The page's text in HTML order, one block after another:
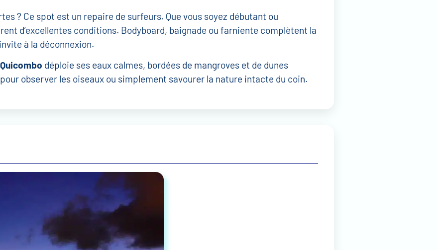
? Ce spot est un repaire de surfeurs. Que vous soyez débutant ou
d’excellentes conditions. Bodyboard, baignade ou farniente complètent la
à la déconnexion.
déploie ses eaux calmes, bordées de mangroves et de dunes
observer les oiseaux ou simplement savourer la nature intacte du coin.